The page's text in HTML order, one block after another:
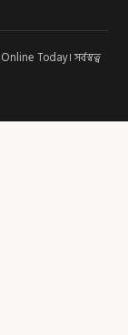
Today। সর্বস্বত্ব